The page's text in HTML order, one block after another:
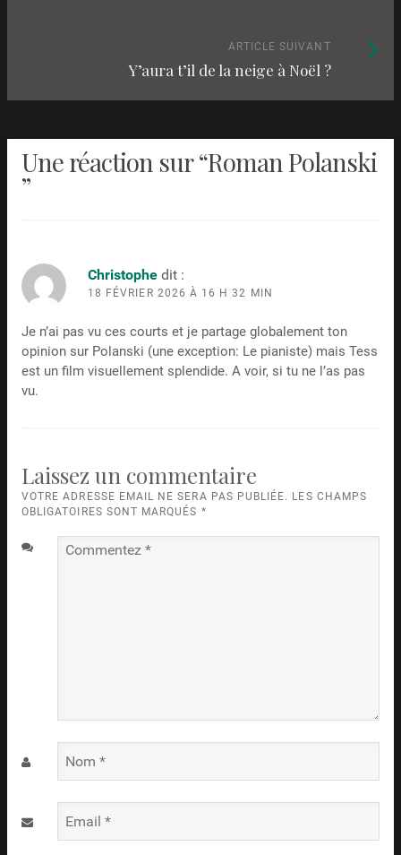
articles ARTICLE SUIVANT
Y’aura t’il de la neige à Noël ?
Article
Une réaction sur “Roman Polanski
”
Christophe dit :
18 FÉVRIER 2026 À 16 H 32 MIN
Je n’ai pas vu ces courts et je partage globalement ton
opinion sur Polanski (une exception: Le pianiste) mais Tess
est un film visuellement splendide. A voir, si tu ne l’as pas
vu.
Laissez un commentaire
VOTRE ADRESSE EMAIL NE SERA PAS PUBLIÉE. LES CHAMPS
OBLIGATOIRES SONT MARQUÉS *
Commentez
Nom
Email